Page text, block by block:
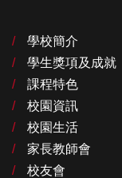
學校簡介
學生獎項及成就
課程特色
校園資訊
校園生活
家長教師會
校友會